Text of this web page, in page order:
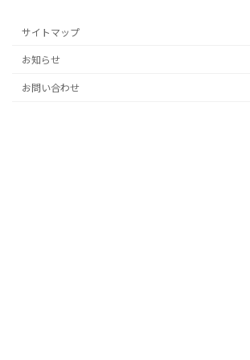
サイトマップ
お知らせ
お問い合わせ